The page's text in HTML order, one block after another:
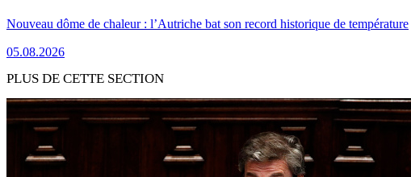
Nouveau dôme de chaleur : l’Autriche bat son record historique de température
05.08.2026
PLUS DE CETTE SECTION